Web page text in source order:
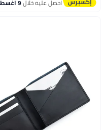
تم بيع +20 مؤخرًا
احصل عليه خلال9 اغسطس